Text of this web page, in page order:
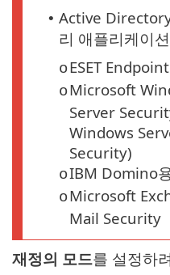
• Active
리 애플리케이
oESET
oMicrosoft
Server
Windows
Security)
oIBM Domino
oMicrosoft
Mail Security
재정의 모드를 설정하